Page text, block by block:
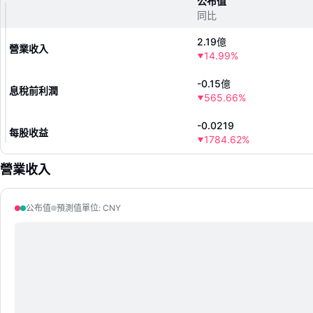
同比
營業收入
2.19億
14.99%
息稅前利潤
-0.15億
565.66%
每股收益
-0.0219
1784.62%
營業收入
公布值 預測值單位: CNY